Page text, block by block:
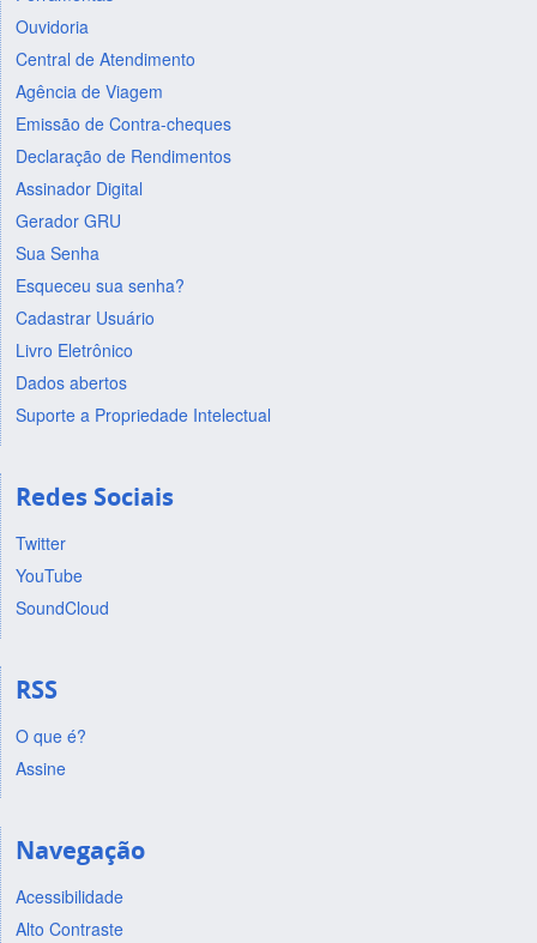
Ouvidoria
Central de Atendimento
Agência de Viagem
Emissão de Contra-cheques
Declaração de Rendimentos
Assinador Digital
Gerador GRU
Sua Senha
Esqueceu sua senha?
Cadastrar Usuário
Livro Eletrônico
Dados abertos
Suporte a Propriedade Intelectual
Redes Sociais
Twitter
YouTube
SoundCloud
RSS
O que é?
Assine
Navegação
Acessibilidade
Alto Contraste